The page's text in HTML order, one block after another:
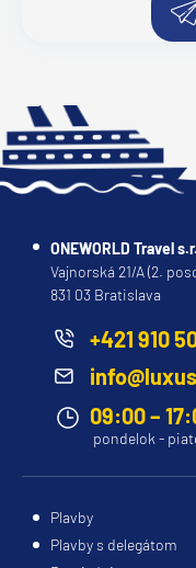
ONEWORLD Travel
Vajnorská 21/A (2.
831 03 Bratislava
+421 910
09:00 –
pondelok -
Plavby
Plavby s delegátom